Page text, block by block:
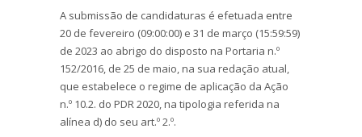
A submissão de candidaturas é efetuada entre
20 de fevereiro (09:00:00) e 31 de março (15:59:59)
de 2023 ao abrigo do disposto na Portaria n.º
152/2016, de 25 de maio, na sua redação atual,
que estabelece o regime de aplicação da Ação
n.º 10.2. do PDR 2020, na tipologia referida na
alínea d) do seu art.º 2.º.